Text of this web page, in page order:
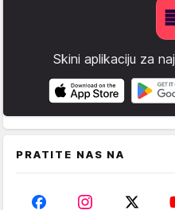
Skini aplikaciju za
PRATITE NAS NA